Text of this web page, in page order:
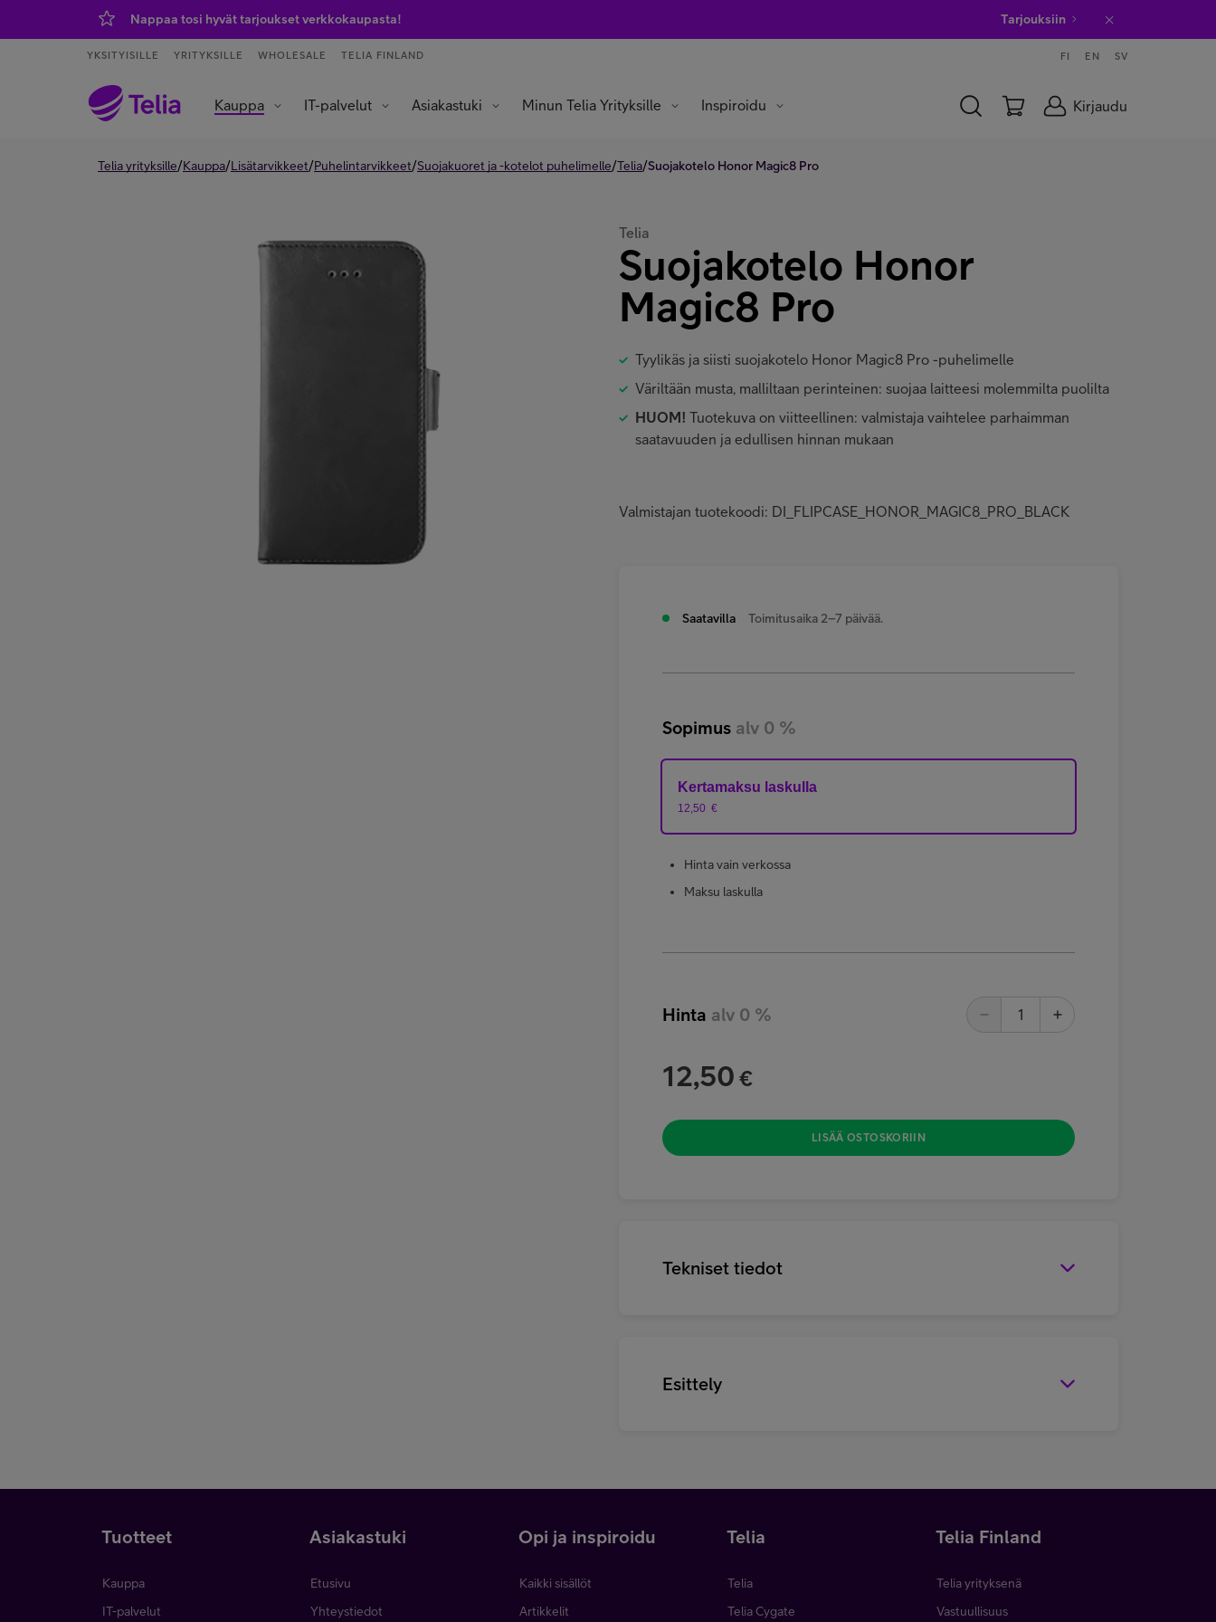
Nappaa tosi hyvät tarjoukset verkkokaupasta! Tarjouksiin
YKSITYISILLE YRITYKSILLE WHOLESALE TELIA FINLAND FI EN SV
Kauppa IT-palvelut Asiakastuki Minun Telia Yrityksille Inspiroidu Kirjaudu
Telia yrityksille/Kauppa/Lisätarvikkeet/Puhelintarvikkeet/Suojakuoret ja -kotelot puhelimelle/Telia/Suojakotelo Honor Magic8 Pro
Telia
Suojakotelo Honor
Magic8 Pro
Tyylikäs ja siisti suojakotelo Honor Magic8 Pro -puhelimelle
Väriltään musta, malliltaan perinteinen: suojaa laitteesi molemmilta puolilta
HUOM! Tuotekuva on viitteellinen: valmistaja vaihtelee parhaimman
saatavuuden ja edullisen hinnan mukaan
Valmistajan tuotekoodi: DI_FLIPCASE_HONOR_MAGIC8_PRO_BLACK
Saatavilla Toimitusaika 2–7 päivää.
Sopimus alv 0 %
Kertamaksu laskulla
12,50 €
Hinta vain verkossa
Maksu laskulla
Hinta alv 0 %
12,50 €
LISÄÄ OSTOSKORIIN
Tekniset tiedot
Esittely
Tuotteet
Kauppa
IT-palvelut
Asiakastuki
Etusivu
Yhteystiedot
Opi ja inspiroidu
Kaikki sisällöt
Artikkelit
Telia
Telia
Telia Cygate
Telia Finland
Telia yrityksenä
Vastuullisuus